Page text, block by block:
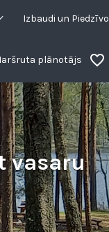
Izbaudi un Piedzīvo
plānotājs
vasaru